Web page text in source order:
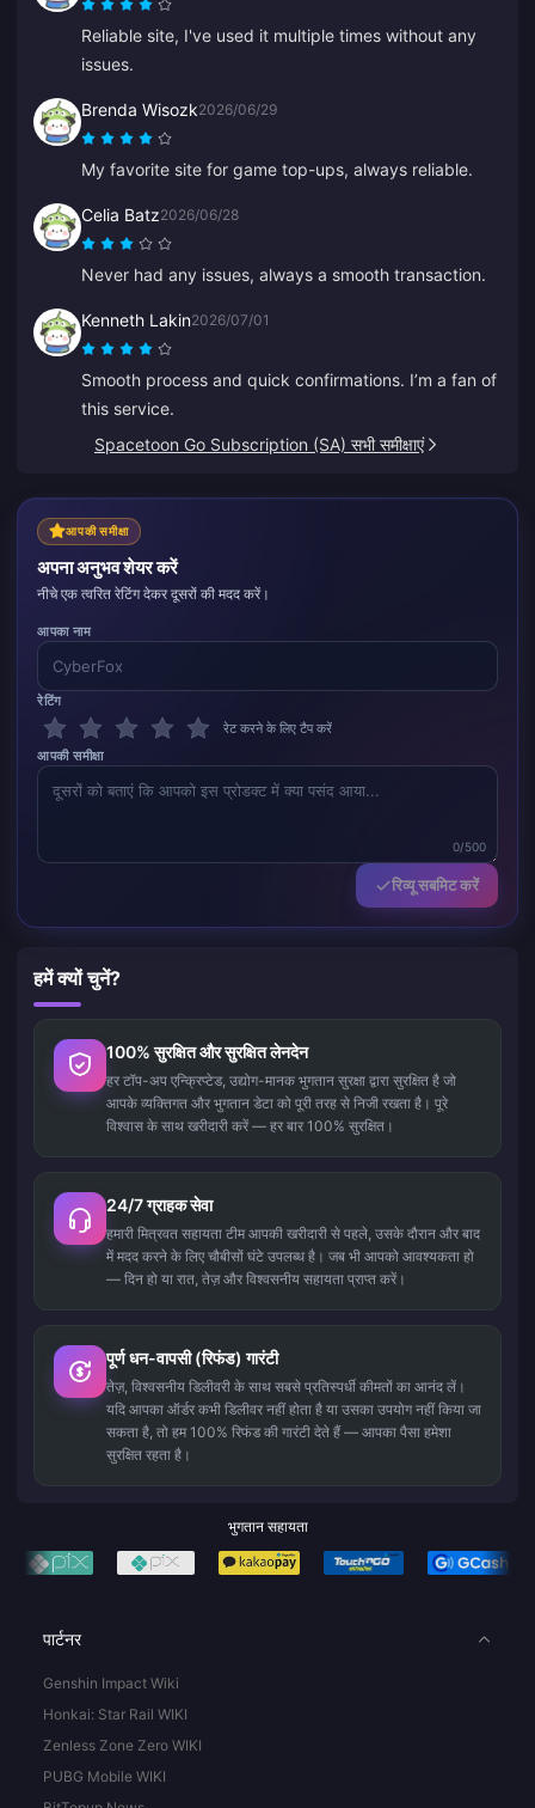
Reliable site, I've used it multiple times without any
issues.
Brenda Wisozk2026/06/29
My favorite site for game top-ups, always reliable.
Celia Batz2026/06/28
Never had any issues, always a smooth transaction.
Kenneth Lakin2026/07/01
Smooth process and quick confirmations. I’m a fan of
this service.
Spacetoon Go Subscription (SA) सभी समीक्षाएं
आपकी समीक्षा
अपना अनुभव शेयर करें
नीचे एक त्वरित रेटिंग देकर दूसरों की मदद करें।
आपका नाम
रेटिंग
रेट करने के लिए टैप करें
आपकी समीक्षा
0/500
रिव्यू सबमिट करें
हमें क्यों चुनें?
100% सुरक्षित और सुरक्षित लेनदेन
हर टॉप-अप एन्क्रिप्टेड, उद्योग-मानक भुगतान सुरक्षा द्वारा सुरक्षित है जो
आपके व्यक्तिगत और भुगतान डेटा को पूरी तरह से निजी रखता है। पूरे
विश्वास के साथ खरीदारी करें — हर बार 100% सुरक्षित।
24/7 ग्राहक सेवा
हमारी मित्रवत सहायता टीम आपकी खरीदारी से पहले, उसके दौरान और बाद
में मदद करने के लिए चौबीसों घंटे उपलब्ध है। जब भी आपको आवश्यकता हो
— दिन हो या रात, तेज़ और विश्वसनीय सहायता प्राप्त करें।
पूर्ण धन-वापसी (रिफंड) गारंटी
तेज़, विश्वसनीय डिलीवरी के साथ सबसे प्रतिस्पर्धी कीमतों का आनंद लें।
यदि आपका ऑर्डर कभी डिलीवर नहीं होता है या उसका उपयोग नहीं किया जा
सकता है, तो हम 100% रिफंड की गारंटी देते हैं — आपका पैसा हमेशा
सुरक्षित रहता है।
भुगतान सहायता
पार्टनर
Genshin Impact Wiki
Honkai: Star Rail WIKI
Zenless Zone Zero WIKI
PUBG Mobile WIKI